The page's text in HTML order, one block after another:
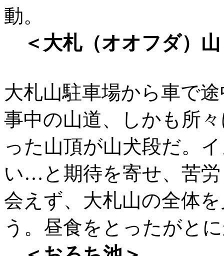
動。
＜大札（オオフダ）
大札山駐車場から車で
事中の山道、しかも所
った山頂が山犬段だ。
い…と期待を寄せ、苦
会えず、大札山の全体
う。昼食をとったがと